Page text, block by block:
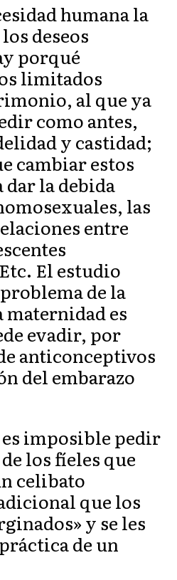
humana la
deseos
porqué
limitados
al que ya
como antes,
y castidad;
cambiar estos
dar la debida
las
entre
El estudio
de la
es
evadir, por
anticonceptivos
del embarazo
imposible pedir
los fíeles que
celibato
que los
y se les
de un